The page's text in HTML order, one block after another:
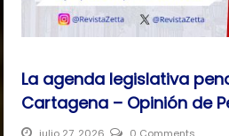
La agenda legislativa
Cartagena – Opinión de